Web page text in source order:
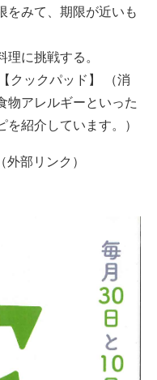
をみて、期限が近いも
に挑戦する。
クックパッド】 （消
物アレルギーといった
紹介しています。）
（外部リンク）